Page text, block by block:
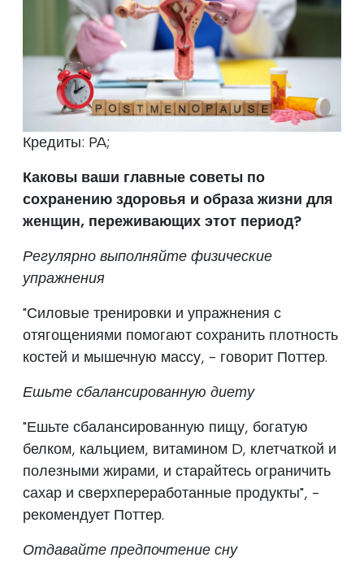
Кредиты: PA;
Каковы ваши главные советы по
сохранению здоровья и образа жизни для
женщин, переживающих этот период?
Регулярно выполняйте физические
упражнения
"Силовые тренировки и упражнения с
отягощениями помогают сохранить плотность
костей и мышечную массу, - говорит Поттер.
Ешьте сбалансированную диету
"Ешьте сбалансированную пищу, богатую
белком, кальцием, витамином D, клетчаткой и
полезными жирами, и старайтесь ограничить
сахар и сверхпереработанные продукты", -
рекомендует Поттер.
Отдавайте предпочтение сну